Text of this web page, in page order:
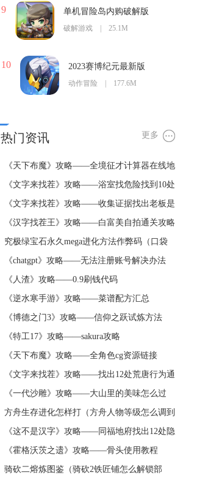
9 单机冒险岛内购破解版
破解游戏 | 25.1M
10 2023赛博纪元最新版
动作冒险 | 177.6M
热门资讯 更多
《天下布魔》攻略——全境征才计算器在线地
《文字来找茬》攻略——浴室找危险找到10处
《文字来找茬》攻略——收集证据找出老板是
《汉字找茬王》攻略——白富美自拍通关攻略
究极绿宝石永久mega进化方法作弊码（口袋
《chatgpt》攻略——无法注册账号解决办法
《人渣》攻略——0.9刷钱代码
《逆水寒手游》攻略——菜谱配方汇总
《博德之门3》攻略——信仰之跃试炼方法
《特工17》攻略——sakura攻略
《天下布魔》攻略——全角色cg资源链接
《文字来找茬》攻略——找出12处荒唐行为通
《一代沙雕》攻略——大山里的美味怎么过
方舟生存进化怎样打（方舟人物等级怎么调到
《这不是汉字》攻略——同福地府找出12处隐
《霍格沃茨之遗》攻略——骨头使用教程
骑砍二熔炼图鉴（骑砍2铁匠铺怎么解锁部